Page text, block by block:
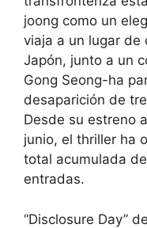
joong como un
viaja a un lugar de
Japón, junto a un
Gong Seong-ha
desaparición de
Desde su estreno
junio, el thriller ha
total acumulada
entradas.
“Disclosure Day”